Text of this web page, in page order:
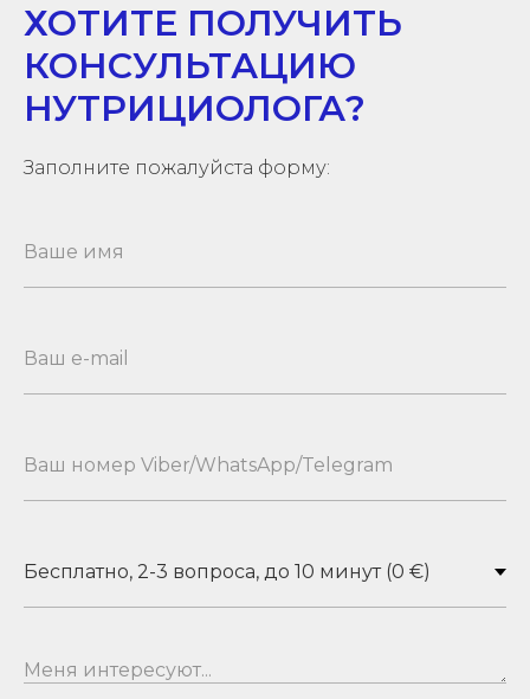
ХОТИТЕ ПОЛУЧИТЬ
КОНСУЛЬТАЦИЮ
НУТРИЦИОЛОГА?
Заполните пожалуйста форму: